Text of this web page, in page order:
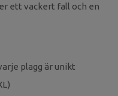
ett vackert fall och en
plagg är unikt